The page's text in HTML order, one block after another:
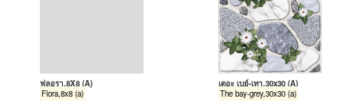
ฟลอรา,8X8 (A)
Flora,8x8 (a)
เดอะ เบย์-เทา,30x30 (A)
The bay-grey,30x30 (a)